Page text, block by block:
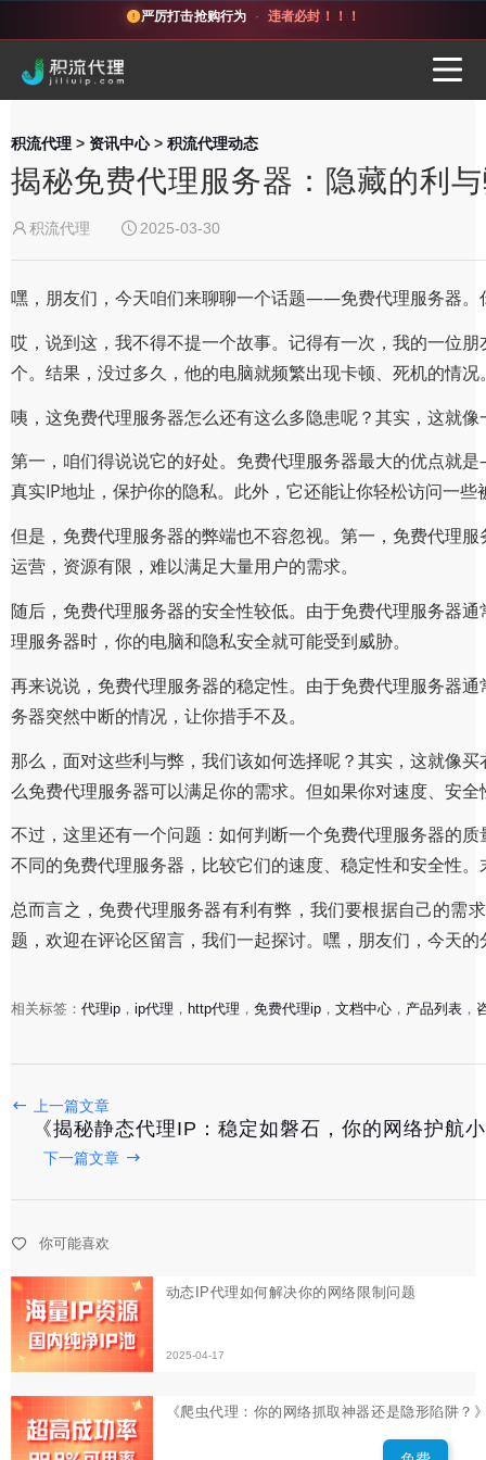
严厉打击抢购行为 · 违者必封！！！
积流代理 > 资讯中心> 积流代理动态
揭秘免费代理服务器：隐藏的利
积流代理 2025-03-30
嘿，朋友们，今天咱们来聊聊一个话题——免费代理服务器。
哎，说到这，我不得不提一个故事。记得有一次，我的一位
个。结果，没过多久，他的电脑就频繁出现卡顿、死机的情
咦，这免费代理服务器怎么还有这么多隐患呢？其实，这就
第一，咱们得说说它的好处。免费代理服务器最大的优点就
真实IP地址，保护你的隐私。此外，它还能让你轻松访问一
但是，免费代理服务器的弊端也不容忽视。第一，免费代理
运营，资源有限，难以满足大量用户的需求。
随后，免费代理服务器的安全性较低。由于免费代理服务器
理服务器时，你的电脑和隐私安全就可能受到威胁。
再来说说，免费代理服务器的稳定性。由于免费代理服务器
务器突然中断的情况，让你措手不及。
那么，面对这些利与弊，我们该如何选择呢？其实，这就像
么免费代理服务器可以满足你的需求。但如果你对速度、安
不过，这里还有一个问题：如何判断一个免费代理服务器的
不同的免费代理服务器，比较它们的速度、稳定性和安全性
总而言之，免费代理服务器有利有弊，我们要根据自己的需
题，欢迎在评论区留言，我们一起探讨。嘿，朋友们，今天
相关标签： 代理ip ， ip代理 ， http代理 ， 免费代理ip ， 文档中心 ， 产品列表 ，
上一篇文章
《揭秘静态代理IP：稳定如磐石，你的网络护航
下一篇文章
你可能喜欢